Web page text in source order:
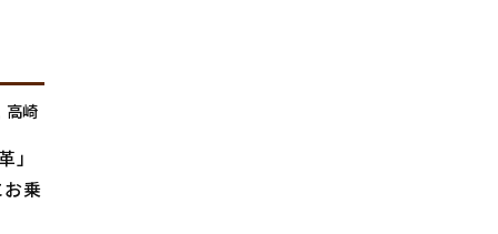
高崎
」
乗